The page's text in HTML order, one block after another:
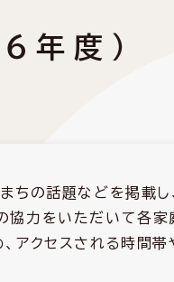
年度）
ちの話題などを掲載
力をいただいて各家
アクセスされる時間